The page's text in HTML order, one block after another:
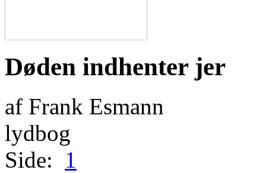
Døden indhenter jer
af Frank Esmann
lydbog
Side: 1